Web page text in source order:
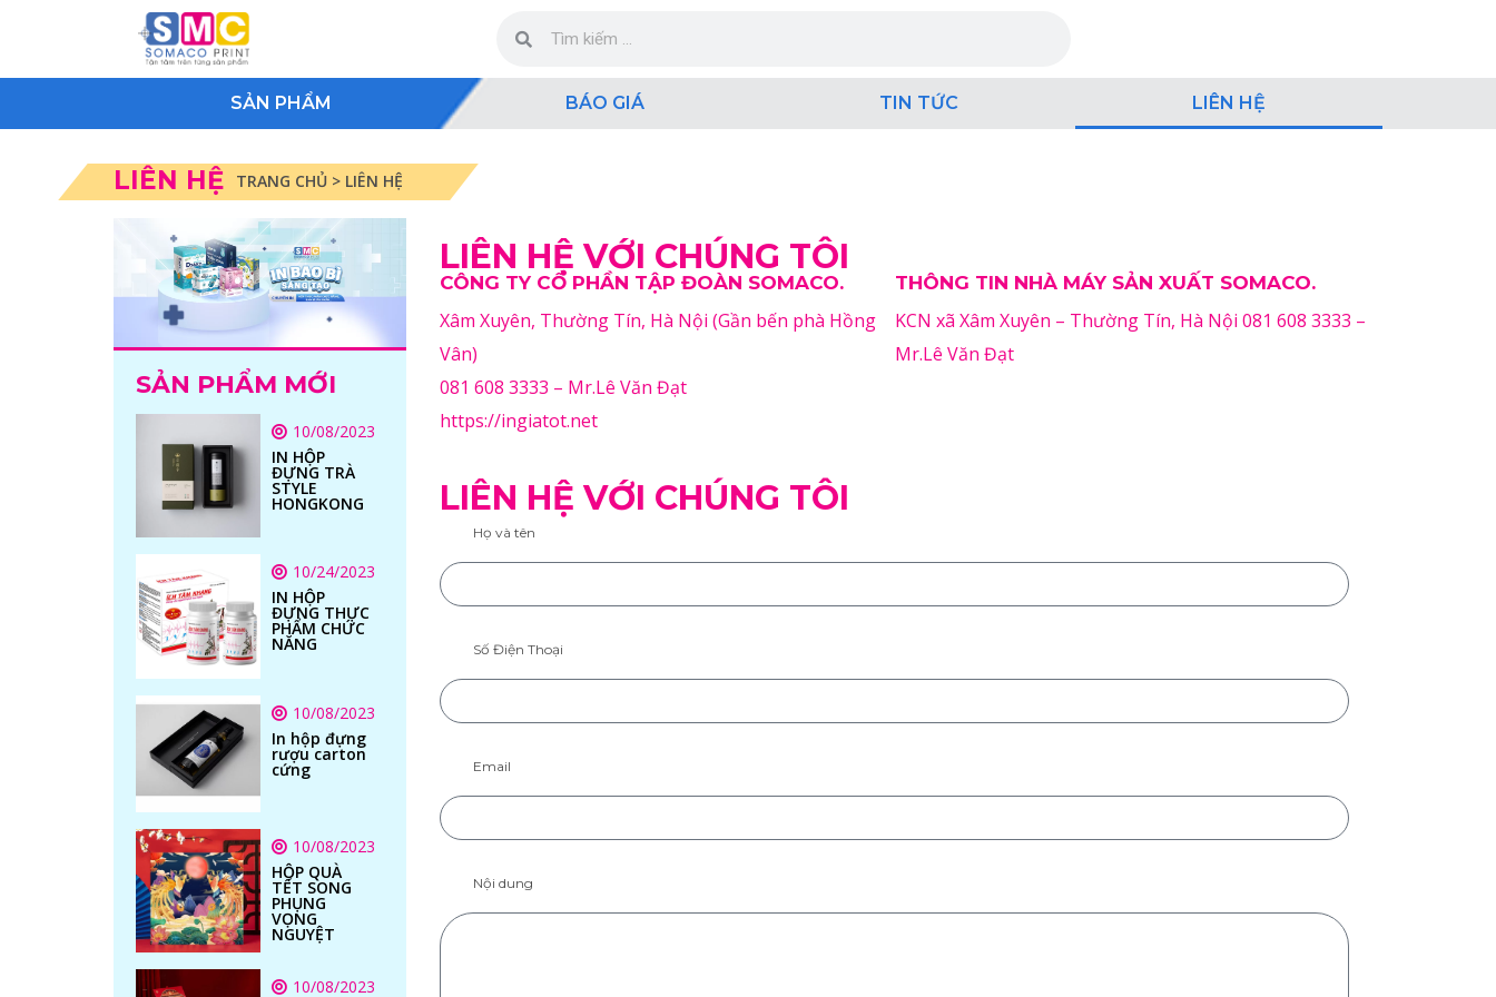
SẢN PHẨM BÁO GIÁ TIN TỨC LIÊN HỆ
LIÊN HỆ TRANG CHỦ > LIÊN HỆ
SẢN PHẨM MỚI
10/08/2023
IN HỘP
ĐỰNG TRÀ
STYLE
HONGKONG
10/24/2023
IN HỘP
ĐỰNG THỰC
PHẨM CHỨC
NĂNG
10/08/2023
In hộp đựng
rượu carton
cứng
10/08/2023
HỘP QUÀ
TẾT SONG
PHỤNG
VỌNG
NGUYỆT
10/08/2023
LIÊN HỆ VỚI CHÚNG TÔI
CÔNG TY CỔ PHẦN TẬP ĐOÀN SOMACO.
Xâm Xuyên, Thường Tín, Hà Nội (Gần bến phà Hồng
Vân)
081 608 3333 – Mr.Lê Văn Đạt
https://ingiatot.net​
THÔNG TIN NHÀ MÁY SẢN XUẤT SOMACO.
KCN xã Xâm Xuyên – Thường Tín, Hà Nội 081 608 3333 –
Mr.Lê Văn Đạt
LIÊN HỆ VỚI CHÚNG TÔI
Họ và tên
Số Điện Thoại
Email
Nội dung